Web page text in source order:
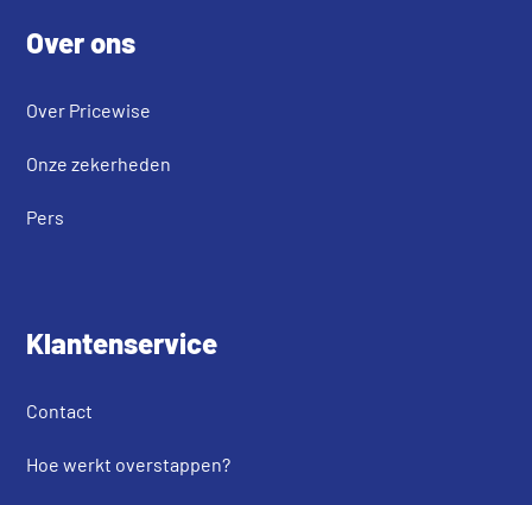
Over ons
Over Pricewise
Onze zekerheden
Pers
Klantenservice
Contact
Hoe werkt overstappen?